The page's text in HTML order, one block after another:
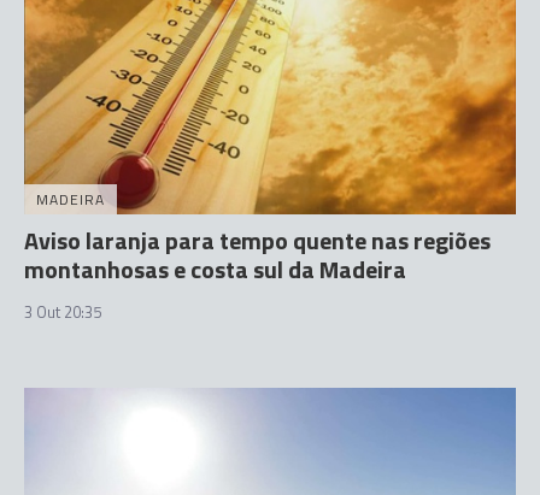
MADEIRA
Aviso laranja para tempo quente nas regiões
montanhosas e costa sul da Madeira
3 Out 20:35